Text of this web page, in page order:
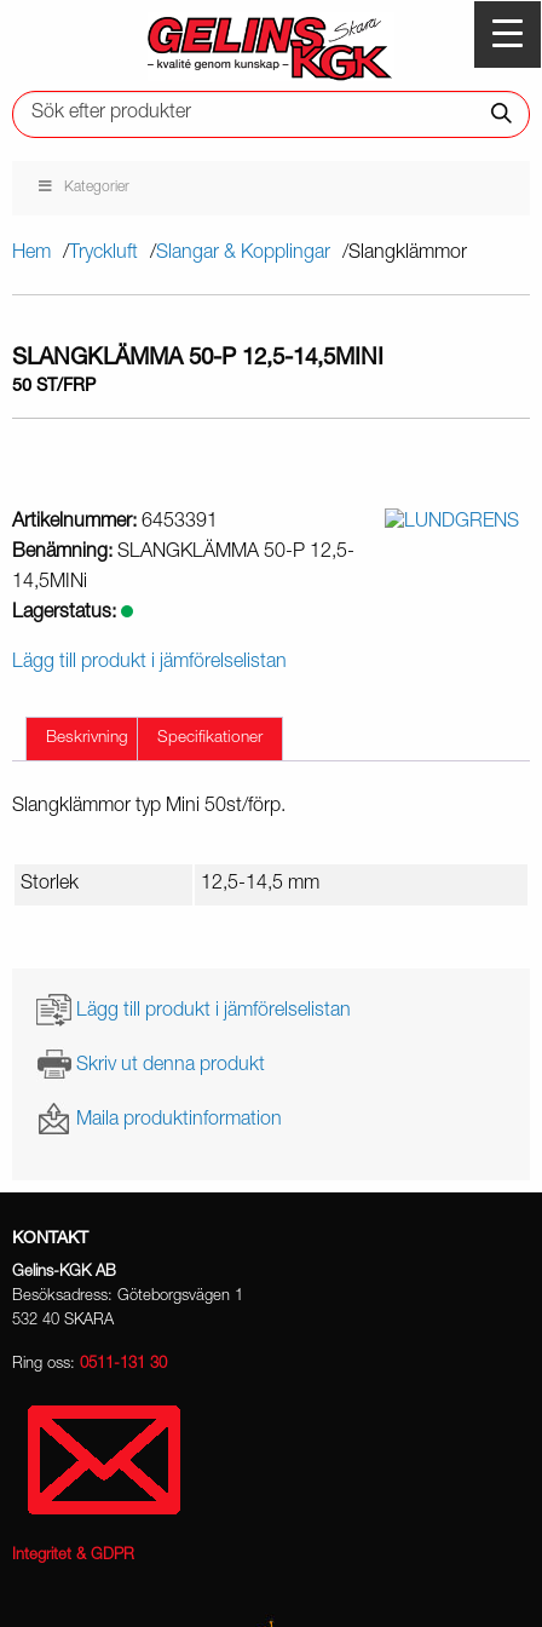
Kategorier
Hem Tryckluft Slangar & Kopplingar Slangklämmor
SLANGKLÄMMA 50-P 12,5-14,5MINI
50 ST/FRP
Artikelnummer: 6453391
Benämning: SLANGKLÄMMA 50-P 12,5-
14,5MINi
Lagerstatus:
Lägg till produkt i jämförelselistan
Beskrivning Specifikationer
Slangklämmor typ Mini 50st/förp.
Storlek 12,5-14,5 mm
Lägg till produkt i jämförelselistan
Skriv ut denna produkt
Maila produktinformation
KONTAKT
Gelins-KGK AB
Besöksadress: Göteborgsvägen 1
532 40 SKARA
Ring oss: 0511-131 30
Integritet & GDPR